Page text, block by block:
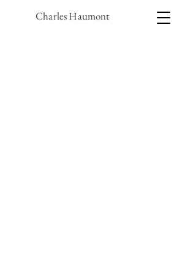
Charles Haumont